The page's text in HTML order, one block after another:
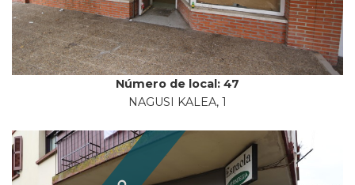
Número de local: 47
NAGUSI KALEA, 1